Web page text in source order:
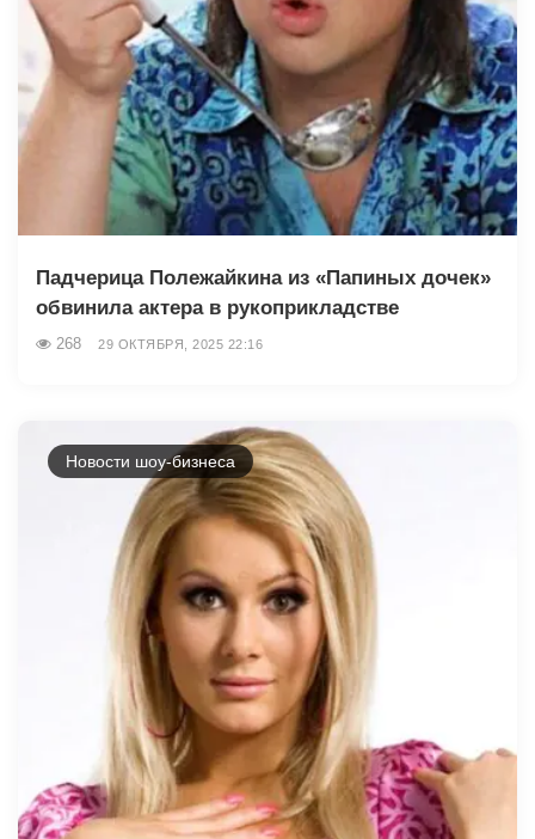
Падчерица Полежайкина из «Папиных дочек»
обвинила актера в рукоприкладстве
268 29 ОКТЯБРЯ, 2025 22:16
Новости шоу-бизнеса